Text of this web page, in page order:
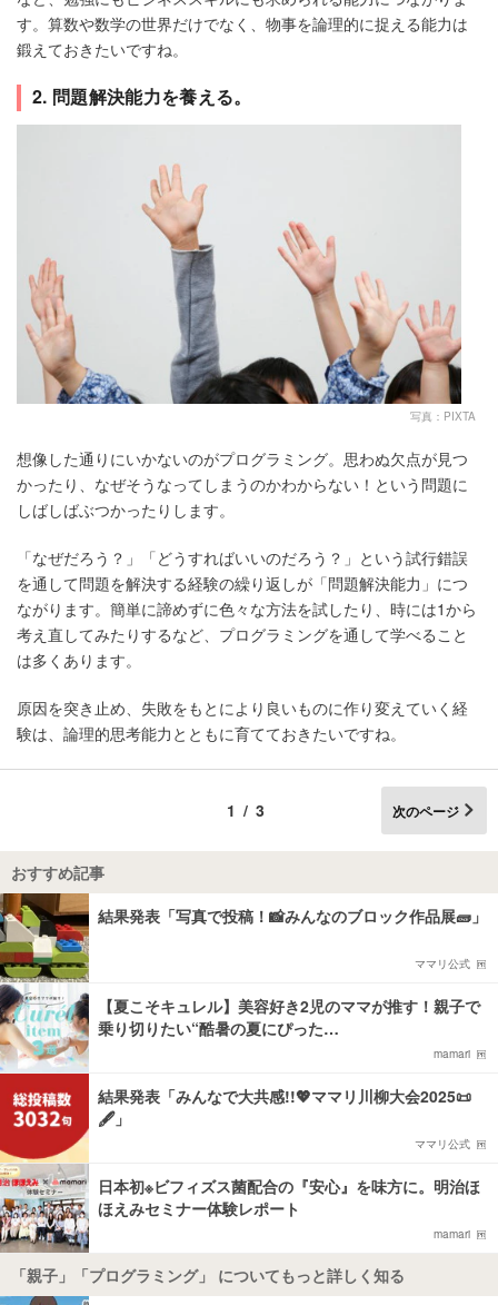
す。算数や数学の世界だけでなく、物事を論理的に捉える能力は
鍛えておきたいですね。
2. 問題解決能力を養える。
写真：PIXTA
想像した通りにいかないのがプログラミング。思わぬ欠点が見つ
かったり、なぜそうなってしまうのかわからない！という問題に
しばしばぶつかったりします。
「なぜだろう？」「どうすればいいのだろう？」という試行錯誤
を通して問題を解決する経験の繰り返しが「問題解決能力」につ
ながります。簡単に諦めずに色々な方法を試したり、時には1から
考え直してみたりするなど、プログラミングを通して学べること
は多くあります。
原因を突き止め、失敗をもとにより良いものに作り変えていく経
験は、論理的思考能力とともに育てておきたいですね。
1/3 次のページ
おすすめ記事
結果発表「写真で投稿！📸みんなのブロック作品展🧱」
ママリ公式
【夏こそキュレル】美容好き2児のママが推す！親子で
乗り切りたい“酷暑の夏にぴった…
mamari
結果発表「みんなで大共感!!💖ママリ川柳大会2025📜
🖋️」
ママリ公式
日本初※ビフィズス菌配合の『安心』を味方に。明治ほ
ほえみセミナー体験レポート
mamari
「親子」「プログラミング」 についてもっと詳しく知る